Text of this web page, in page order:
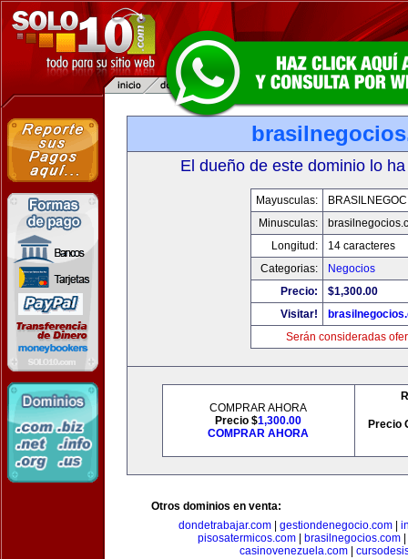
El dueño de este dominio lo
Mayusculas:
Minusculas:
Longitud:
14 caracteres
Categorias:
Negocios
Precio:
$1,300.00
Visitar!
Serán consideradas
COMPRAR AHORA
Precio $1,300.00
COMPRAR AHORA
Precio
Otros dominios en venta:
dondetrabajar.com| gestiondenegocio.com|
pisosatermicos.com
brasilnegocios.com
casinovenezuela.com